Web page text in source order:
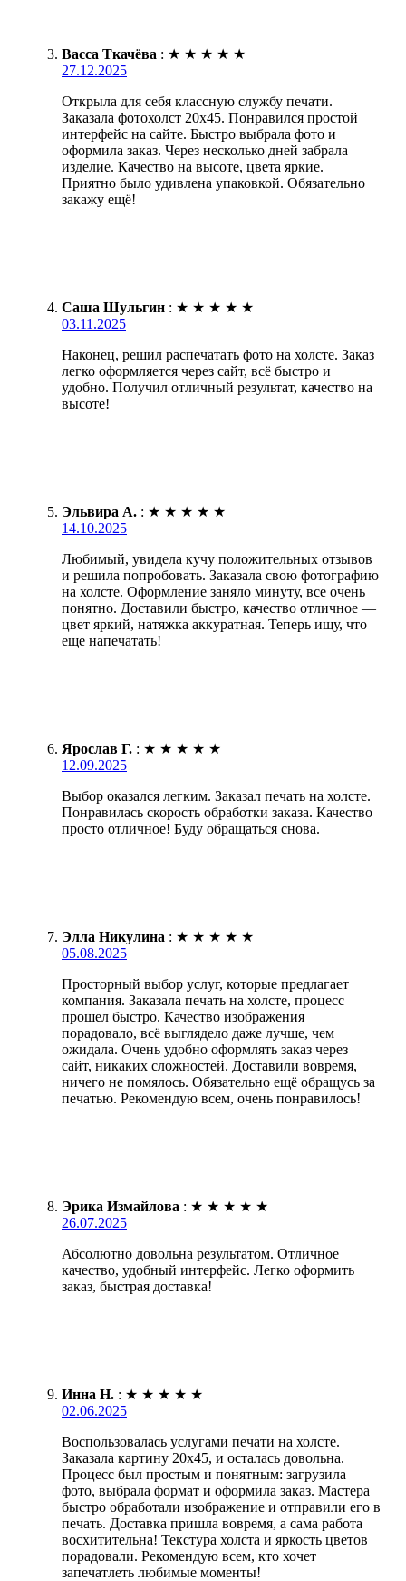
Васса Ткачёва : ★ ★ ★ ★ ★
27.12.2025
Открыла для себя классную службу печати.
Заказала фотохолст 20х45. Понравился простой
интерфейс на сайте. Быстро выбрала фото и
оформила заказ. Через несколько дней забрала
изделие. Качество на высоте, цвета яркие.
Приятно было удивлена упаковкой. Обязательно
закажу ещё!
Саша Шульгин : ★ ★ ★ ★ ★
03.11.2025
Наконец, решил распечатать фото на холсте. Заказ
легко оформляется через сайт, всё быстро и
удобно. Получил отличный результат, качество на
высоте!
Эльвира А. : ★ ★ ★ ★ ★
14.10.2025
Любимый, увидела кучу положительных отзывов
и решила попробовать. Заказала свою фотографию
на холсте. Оформление заняло минуту, все очень
понятно. Доставили быстро, качество отличное —
цвет яркий, натяжка аккуратная. Теперь ищу, что
еще напечатать!
Ярослав Г. : ★ ★ ★ ★ ★
12.09.2025
Выбор оказался легким. Заказал печать на холсте.
Понравилась скорость обработки заказа. Качество
просто отличное! Буду обращаться снова.
Элла Никулина : ★ ★ ★ ★ ★
05.08.2025
Просторный выбор услуг, которые предлагает
компания. Заказала печать на холсте, процесс
прошел быстро. Качество изображения
порадовало, всё выглядело даже лучше, чем
ожидала. Очень удобно оформлять заказ через
сайт, никаких сложностей. Доставили вовремя,
ничего не помялось. Обязательно ещё обращусь за
печатью. Рекомендую всем, очень понравилось!
Эрика Измайлова : ★ ★ ★ ★ ★
26.07.2025
Абсолютно довольна результатом. Отличное
качество, удобный интерфейс. Легко оформить
заказ, быстрая доставка!
Инна Н. : ★ ★ ★ ★ ★
02.06.2025
Воспользовалась услугами печати на холсте.
Заказала картину 20х45, и осталась довольна.
Процесс был простым и понятным: загрузила
фото, выбрала формат и оформила заказ. Мастера
быстро обработали изображение и отправили его в
печать. Доставка пришла вовремя, а сама работа
восхитительна! Текстура холста и яркость цветов
порадовали. Рекомендую всем, кто хочет
запечатлеть любимые моменты!